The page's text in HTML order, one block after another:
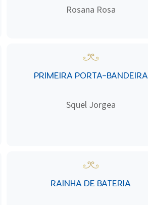
Rosana Rosa
PRIMEIRA PORTA-BANDEIRA
Squel Jorgea
RAINHA DE BATERIA